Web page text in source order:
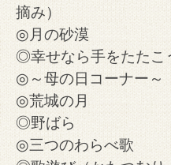
摘み）
◎月の砂漠
◎幸せなら手をたたこ
◎～母の日コーナー
◎荒城の月
◎野ばら
◎三つのわらべ歌